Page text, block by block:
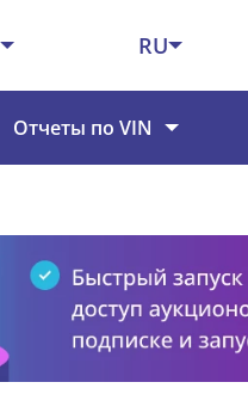
RU
Отчеты по VIN